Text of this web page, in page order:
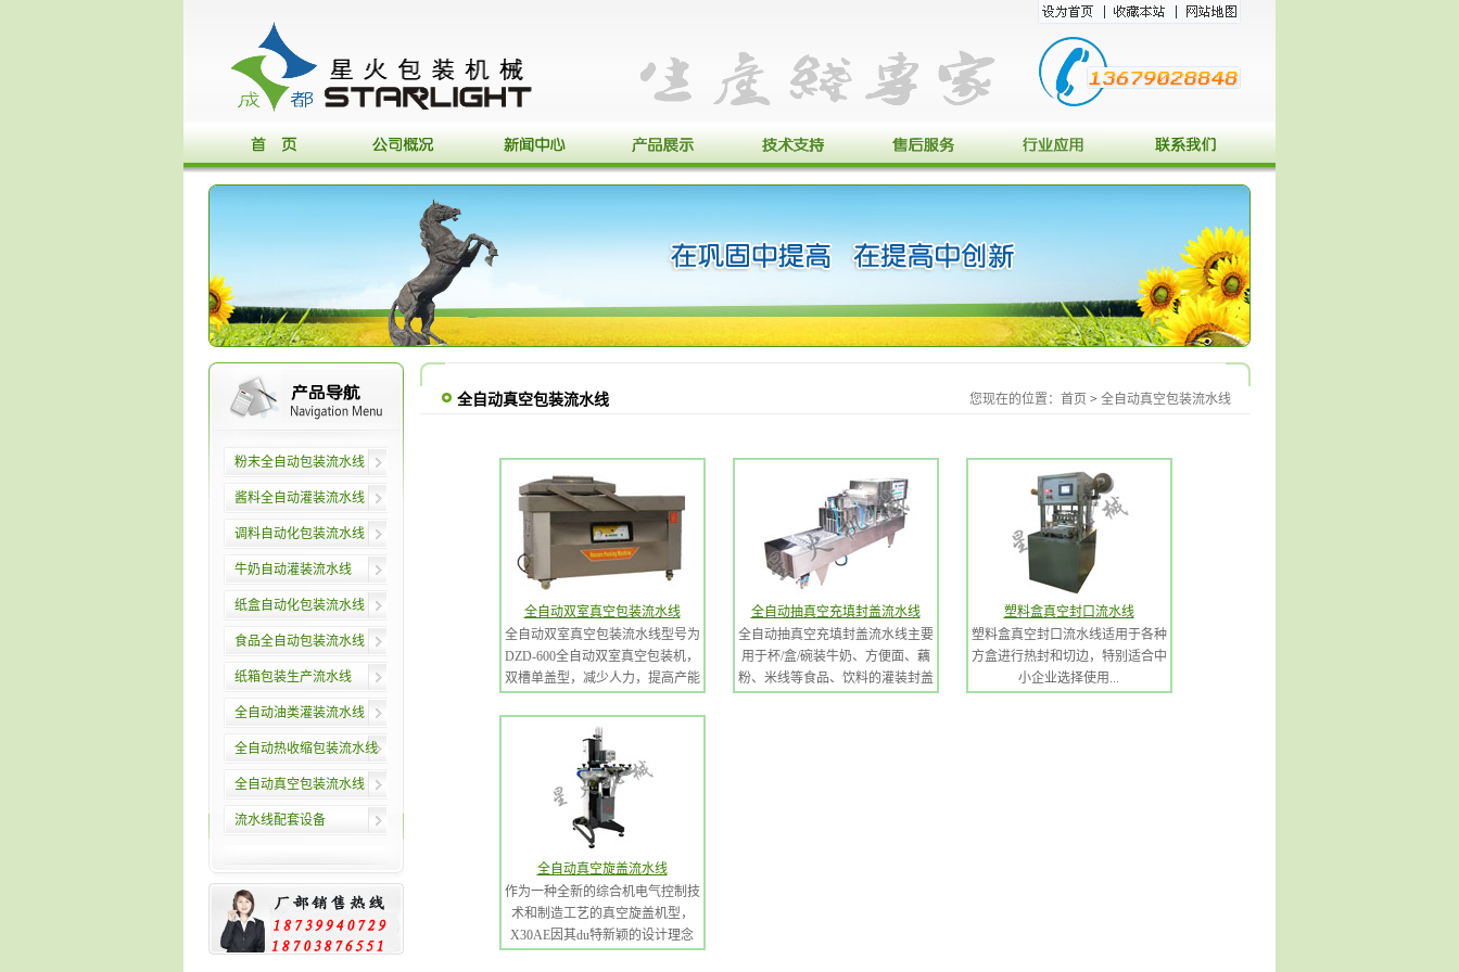
粉末全自动包装流水线
酱料全自动灌装流水线
调料自动化包装流水线
牛奶自动灌装流水线
纸盒自动化包装流水线
食品全自动包装流水线
纸箱包装生产流水线
全自动油类灌装流水线
全自动热收缩包装流水线
全自动真空包装流水线
流水线配套设备
全自动真空包装流水线 您现在的位置： 首页 > 全自动真空包装流水线
全自动双室真空包装流水线
全自动双室真空包装流水线型号为
DZD-600全自动双室真空包装机，
双槽单盖型，减少人力，提高产能
全自动抽真空充填封盖流水线
全自动抽真空充填封盖流水线主要
用于杯/盒/碗装牛奶、方便面、藕
粉、米线等食品、饮料的灌装封盖
塑料盒真空封口流水线
塑料盒真空封口流水线适用于各种
方盒进行热封和切边，特别适合中
小企业选择使用...
全自动真空旋盖流水线
作为一种全新的综合机电气控制技
术和制造工艺的真空旋盖机型，
X30AE因其du特新颖的设计理念